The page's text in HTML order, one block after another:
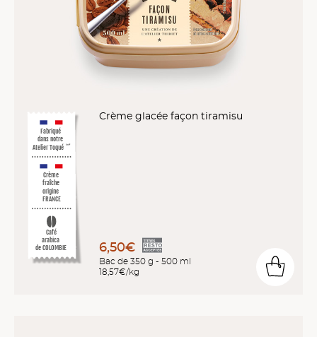
Fabriqué
dans notre
Atelier Toqué ™*
Crème
fraîche
origine
FRANCE
Café
arabica
de COLOMBIE
Crème glacée façon tiramisu
6,50€
Bac de 350 g - 500 ml
18,57€/kg